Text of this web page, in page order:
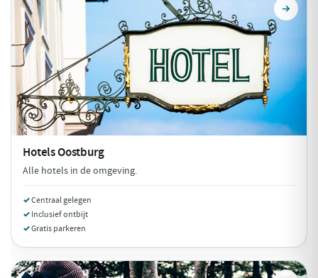
HotelsOostburg
Alle hotels in de omgeving.
Centraal gelegen
Inclusief ontbijt
Gratis parkeren